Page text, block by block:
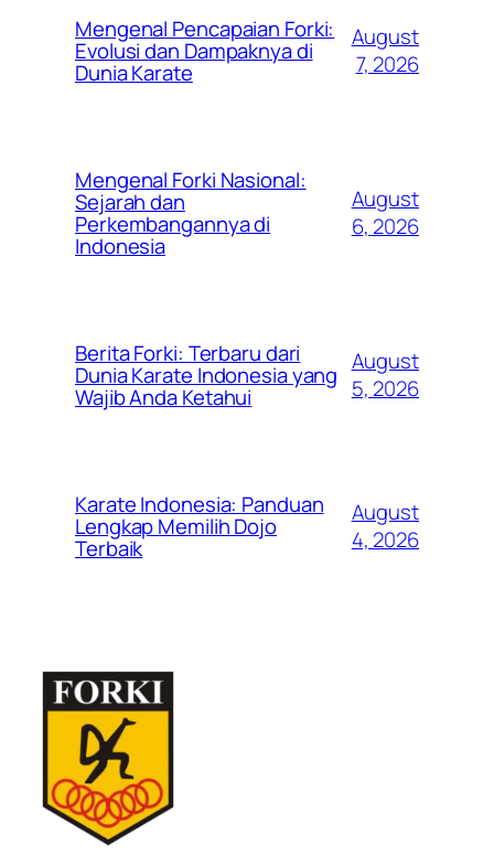
Mengenal Pencapaian Forki:
Evolusi dan Dampaknya di
Dunia Karate
August
7, 2026
Mengenal Forki Nasional:
Sejarah dan
Perkembangannya di
Indonesia
August
6, 2026
Berita Forki: Terbaru dari
Dunia Karate Indonesia yang
Wajib Anda Ketahui
August
5, 2026
Karate Indonesia: Panduan
Lengkap Memilih Dojo
Terbaik
August
4, 2026